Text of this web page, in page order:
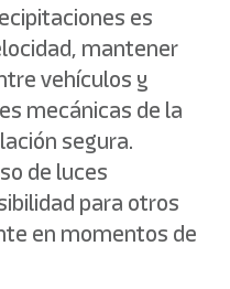
es
mantener
vehículos y
mecánicas de la
segura.
de luces
para otros
en momentos de